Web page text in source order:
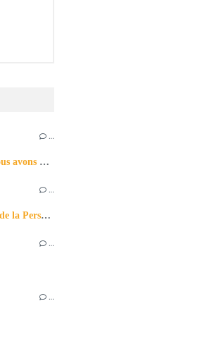
…
Notre bibliothèque est en danger: Nous avons besoin de votre aide !
…
Quels futurs usages pour la chapelle de la Persagotière?
…
…